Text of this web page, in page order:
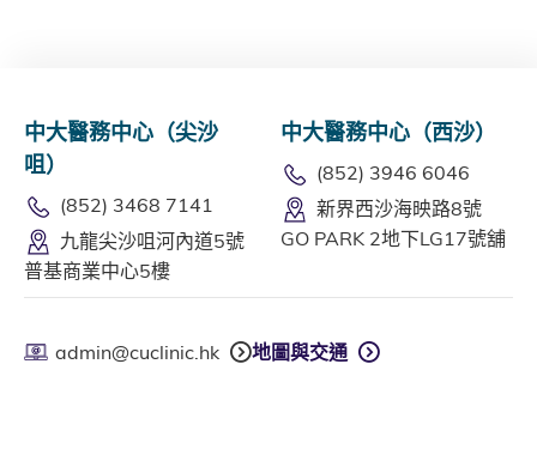
中大醫務中心（尖沙
咀）
(852) 3468 7141
九龍尖沙咀河內道5號
普基商業中心5樓
中大醫務中心（西沙）
(852) 3946 6046
新界西沙海映路8號
GO PARK 2地下LG17號舖
admin@cuclinic.hk 地圖與交通